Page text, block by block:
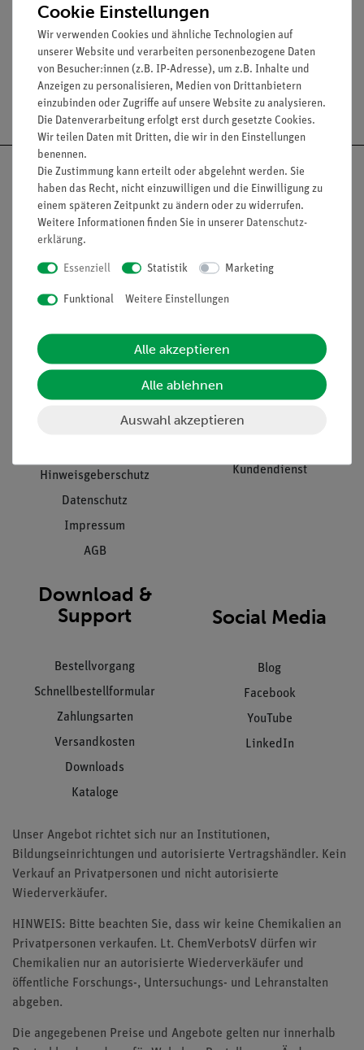
Material: Borosilikat
Versandkostenfrei ab 300,- €
Nach oben
Informationen
Projekte und Lösungen
Presse
Stellenangebote
Hinweisgeberschutz
Datenschutz
Impressum
AGB
Übersicht Service
Beratung & Showroom
Inventarisierungs- &
Einräumservice
Kundendienst
Download &
Support
Bestellvorgang
Schnellbestellformular
Zahlungsarten
Versandkosten
Downloads
Kataloge
Social Media
Blog
Facebook
YouTube
LinkedIn
Unser Angebot richtet sich nur an Institutionen,
Bildungseinrichtungen und autorisierte Vertragshändler. Kein
Verkauf an Privatpersonen und nicht autorisierte
Wiederverkäufer.
HINWEIS: Bitte beachten Sie, dass wir keine Chemikalien an
Privatpersonen verkaufen. Lt. ChemVerbotsV dürfen wir
Chemikalien nur an autorisierte Wiederverkäufer und
öffentliche Forschungs-, Untersuchungs- und Lehranstalten
abgeben.
Die angegebenen Preise und Angebote gelten nur innerhalb
Cookie Einstellungen
Wir verwenden Cookies und ähnliche Technologien auf
unserer Website und verarbeiten personenbezogene Daten
von Besucher:innen (z.B. IP-Adresse), um z.B. Inhalte und
Anzeigen zu personalisieren, Medien von Drittanbietern
einzubinden oder Zugriffe auf unsere Website zu analysieren.
Die Datenverarbeitung erfolgt erst durch gesetzte Cookies.
Wir teilen Daten mit Dritten, die wir in den Einstellungen
benennen.
Die Zustimmung kann erteilt oder abgelehnt werden. Sie
haben das Recht, nicht einzuwilligen und die Einwilligung zu
einem späteren Zeitpunkt zu ändern oder zu widerrufen.
Weitere Informationen finden Sie in unserer Daten­schutz­
erklärung.
Essenziell Statistik Marketing
Funktional Weitere Einstellungen
Alle akzeptieren
Alle ablehnen
Auswahl akzeptieren